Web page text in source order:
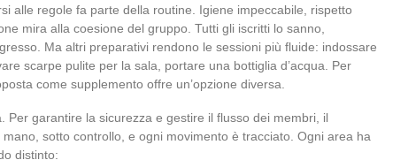
alle regole fa parte della routine. Igiene impeccabile, rispetto
mira alla coesione del gruppo. Tutti gli iscritti lo sanno,
Ma altri preparativi rendono le sessioni più fluide: indossare
scarpe pulite per la sala, portare una bottiglia d’acqua. Per
come supplemento offre un’opzione diversa.
Per garantire la sicurezza e gestire il flusso dei membri, il
sotto controllo, e ogni movimento è tracciato. Ogni area ha
distinto: